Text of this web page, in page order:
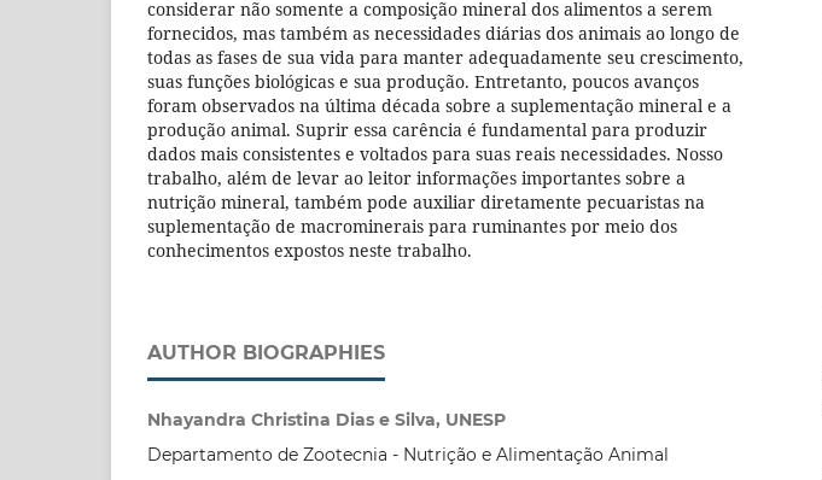
considerar não somente a composição mineral dos alimentos a serem
fornecidos, mas também as necessidades diárias dos animais ao longo de
todas as fases de sua vida para manter adequadamente seu crescimento,
suas funções biológicas e sua produção. Entretanto, poucos avanços
foram observados na última década sobre a suplementação mineral e a
produção animal. Suprir essa carência é fundamental para produzir
dados mais consistentes e voltados para suas reais necessidades. Nosso
trabalho, além de levar ao leitor informações importantes sobre a
nutrição mineral, também pode auxiliar diretamente pecuaristas na
suplementação de macrominerais para ruminantes por meio dos
conhecimentos expostos neste trabalho.
AUTHOR BIOGRAPHIES
Nhayandra Christina Dias e Silva, UNESP
Departamento de Zootecnia - Nutrição e Alimentação Animal